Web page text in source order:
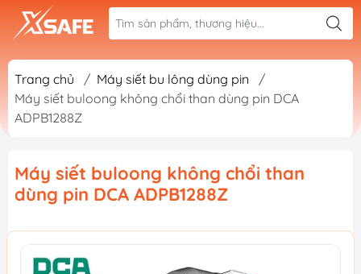
Trang chủ / Máy siết bu lông dùng pin
/
Máy siết buloong không chổi than dùng pin DCA
ADPB1288Z
Máy siết buloong không chổi than
dùng pin DCA ADPB1288Z